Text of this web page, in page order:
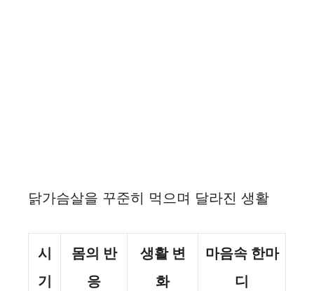
닭가슴살을 꾸준히 먹으며 달라진 생활
시
기
몸의 반
응
생활 변
화
마음속 한마
디